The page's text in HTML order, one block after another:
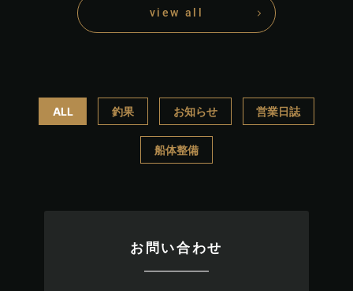
view all
ALL 釣果 お知らせ 営業日誌
船体整備
お問い合わせ